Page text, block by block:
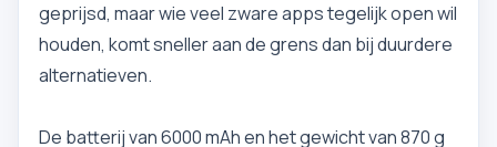
geprijsd, maar wie veel zware apps tegelijk open wil
houden, komt sneller aan de grens dan bij duurdere
alternatieven.
De batterij van 6000 mAh en het gewicht van 870 g